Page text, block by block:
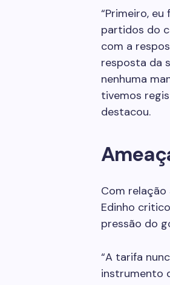
“Primeiro,
partidos do
com a
resposta da
nenhuma
tivemos
destacou.
Com
Edinho
pressão do
“A tarifa
instrumento